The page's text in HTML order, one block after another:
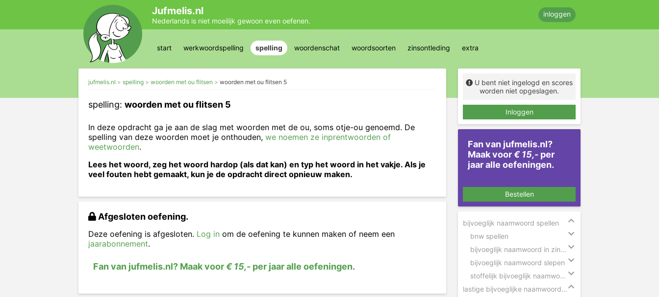
Jufmelis.nl
Nederlands is niet moeilijk gewoon even oefenen.
inloggen
start werkwoordspelling spelling woordenschat woordsoorten zinsontleding extra
jufmelis.nl spelling woorden met ou flitsen woorden met ou flitsen 5
spelling: woorden met ou flitsen 5
In deze opdracht ga je aan de slag met woorden met de ou, soms otje-ou genoemd. De
spelling van deze woorden moet je onthouden, we noemen ze inprentwoorden of
weetwoorden.
Lees het woord, zeg het woord hardop (als dat kan) en typ het woord in het vakje. Als je
veel fouten hebt gemaakt, kun je de opdracht direct opnieuw maken.
Afgesloten oefening.
Deze oefening is afgesloten. Log in om de oefening te kunnen maken of neem een
jaarabonnement.
Fan van jufmelis.nl? Maak voor€ 15,- per jaar alle oefeningen.
U bent niet ingelogd en scores
worden niet opgeslagen.
Inloggen
Fan van jufmelis.nl?
Maak voor€ 15,- per
jaar alle oefeningen.
Bestellen
bijvoeglijk naamwoord spellen
bnw spellen
bijvoeglijk naamwoord in zinnen
bijvoeglijk naamwoord slepen
stoffelijk bijvoeglijk naamwoord herkennen
lastige bijvoeglijke naamwoorden